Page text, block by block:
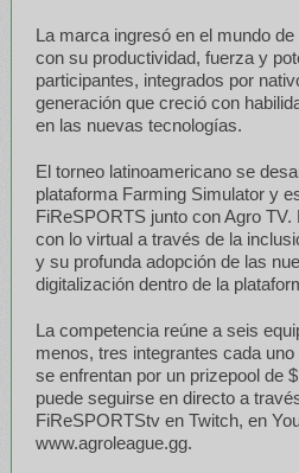
La marca ingresó en el mundo
con su productividad, fuerza y
participantes, integrados por
generación que creció con
en las nuevas tecnologías.
El torneo latinoamericano se
plataforma Farming Simulator y
FiReSPORTS junto con Agro TV.
con lo virtual a través de la
y su profunda adopción de las
digitalización dentro de la
La competencia reúne a seis
menos, tres integrantes cada
se enfrentan por un prizepool de
puede seguirse en directo a
FiReSPORTStv en Twitch, en
www.agroleague.gg.